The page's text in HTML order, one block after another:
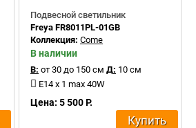
Подвесной светильник
Freya FR8011PL-01GB
Коллекция: Come
В наличии
В: от 30 до 150 см Д: 10 см
E14 x 1 max 40W
Цена: 5 500 Р.
Купить